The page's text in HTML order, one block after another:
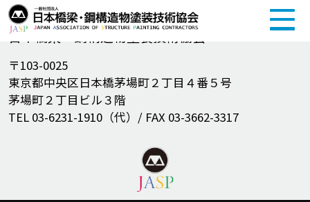
一般社団法人
日本橋梁・鋼構造物塗装技術協会
〒103-0025
東京都中央区日本橋茅場町２丁目４番５号
茅場町２丁目ビル３階
TEL 03-6231-1910（代）/ FAX 03-3662-3317